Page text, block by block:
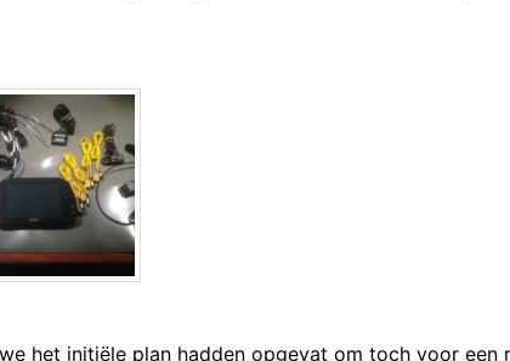
het initiële plan hadden opgevat om toch voor een